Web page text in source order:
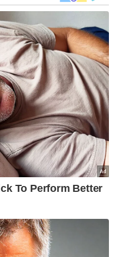
kerana ada
media sosial
didedahkan
memberi
dilihat berfungsi
rakyat.
proses undang-
rasa
terhadap
isu